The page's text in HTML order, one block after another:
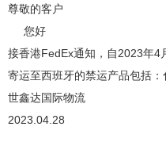
尊敬的客户
您好
接香港FedEx通知，自2023年4
寄运至西班牙的禁运产品包括
世鑫达国际物流
2023.04.28